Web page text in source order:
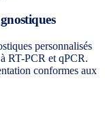
personnalisés
RT-PCR et qPCR.
conformes aux